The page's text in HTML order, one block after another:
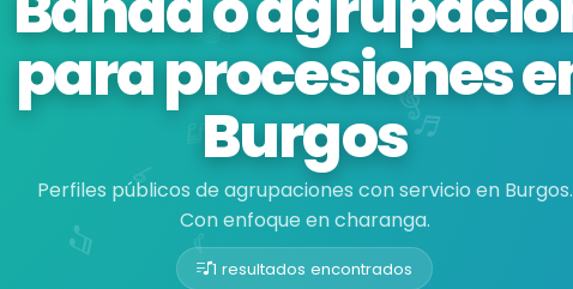
para procesiones
Burgos
Perfiles públicos de agrupaciones con servicio en Burgos.
Con enfoque en charanga.
1 resultados encontrados